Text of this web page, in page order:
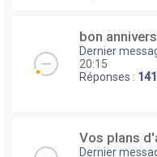
bon
Dernier
20:15
Réponses :
Vos plans
Dernier